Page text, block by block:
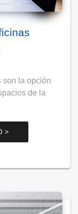
son la opción
de la
>